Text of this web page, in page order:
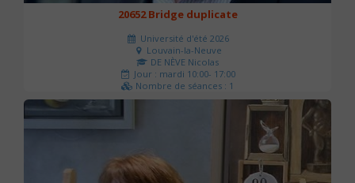
20652 Bridge duplicate
Université d'été 2026
Louvain-la-Neuve
DE NÈVE Nicolas
Jour : mardi 10:00- 17:00
Nombre de séances : 1
50 €